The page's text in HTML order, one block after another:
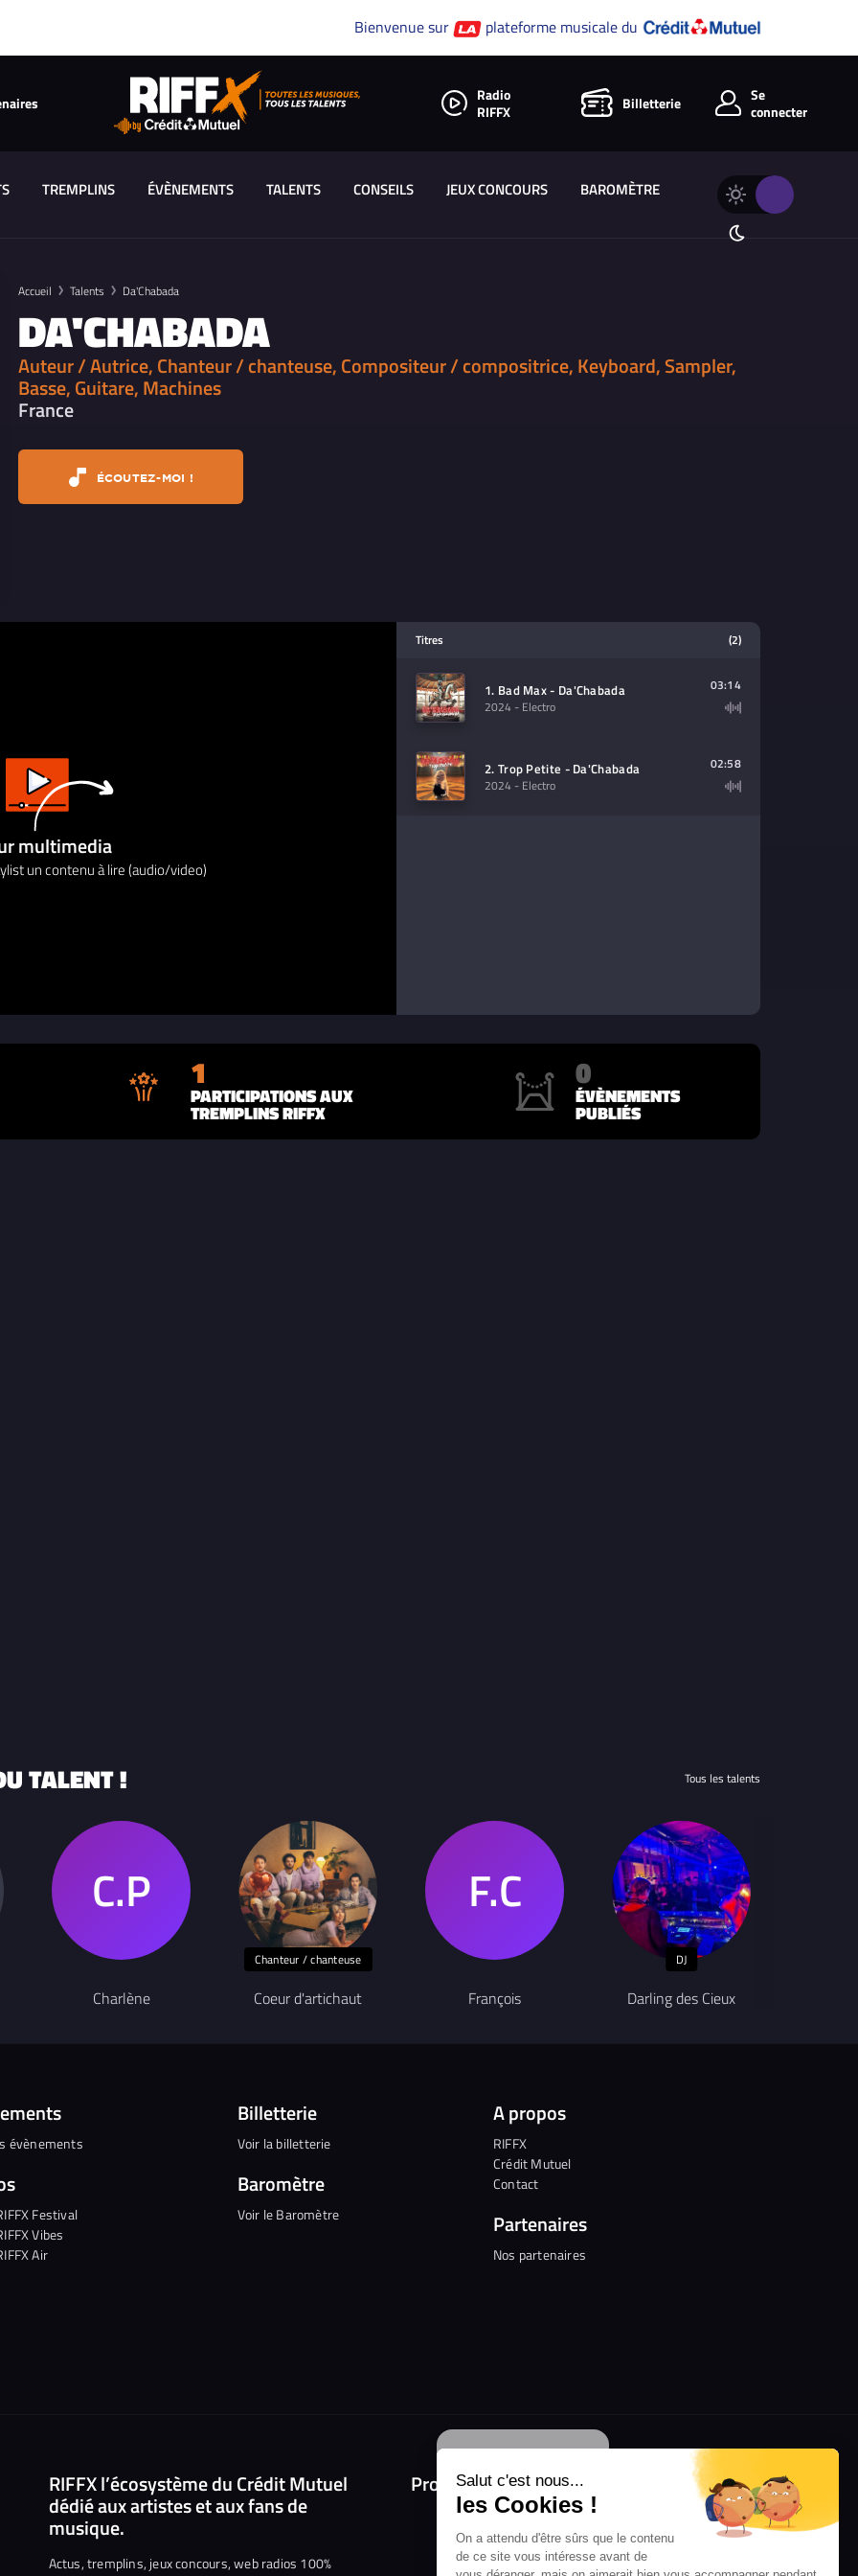
Salut c'est nous...
les Cookies !
On a attendu d'être sûrs que le contenu
de ce site vous intéresse avant de
Bienvenue sur plateforme musicale du
Radio
RIFFX
Billetterie
Se
connecter
TREMPLINS ÉVÈNEMENTS TALENTS CONSEILS JEUX CONCOURS BAROMÈTRE
Changer
thème
Thème
Accueil Talents Da'Chabada
DA'CHABADA
Auteur / Autrice, Chanteur / chanteuse, Compositeur / compositrice, Keyboard, Sampler,
Basse, Guitare, Machines
France
ÉCOUTEZ-MOI !
multimedia
un contenu à lire (audio/video)
Titres (2)
1. Bad Max - Da'Chabada
2024 - Electro
03:14
2. Trop Petite - Da'Chabada
2024 - Electro
02:58
1
PARTICIPATIONS AUX
TREMPLINS RIFFX
0
ÉVÈNEMENTS
PUBLIÉS
TALENT ! Tous les talents
Charlène
Chanteur / chanteuse
Coeur d'artichaut François
DJ
Darling des Cieux
évènements
Festival
Vibes
Air
Billetterie
Voir la billetterie
Baromètre
Voir le Baromètre
A propos
RIFFX
Crédit Mutuel
Contact
Partenaires
Nos partenaires
RIFFX l’écosystème du Crédit Mutuel
dédié aux artistes et aux fans de
musique.
Actus, tremplins, jeux concours, web radios 100%
Prolongez l'expérience avec l'application
RIFFX !
Disponible sur l'App Store et Google Play